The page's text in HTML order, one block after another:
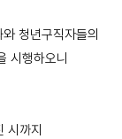
청년구직자들의
시행하오니
시까지